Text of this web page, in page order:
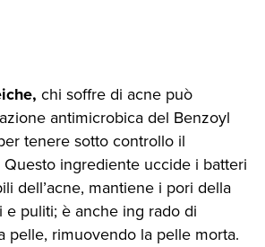
chi soffre di acne può
antimicrobica del Benzoyl
tenere sotto controllo il
Questo ingrediente uccide i batteri
dell’acne, mantiene i pori della
e puliti; è anche ing rado di
pelle, rimuovendo la pelle morta.